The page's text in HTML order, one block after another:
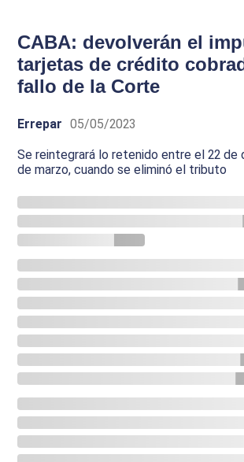
CABA: devolverán el
tarjetas de crédito
fallo de la Corte
Errepar 05/05/2023
Se reintegrará lo retenido entre el 22 de
de marzo, cuando se eliminó el tributo